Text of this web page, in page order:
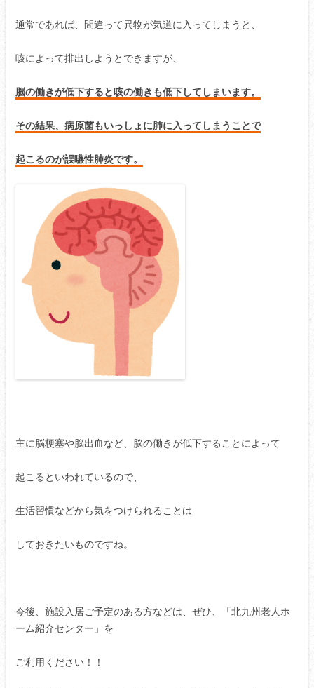
通常であれば、間違って異物が気道に入ってしまうと、
咳によって排出しようとできますが、
脳の働きが低下すると咳の働きも低下してしまいます。
その結果、病原菌もいっしょに肺に入ってしまうことで
起こるのが誤嚥性肺炎です。
主に脳梗塞や脳出血など、脳の働きが低下することによって
起こるといわれているので、
生活習慣などから気をつけられることは
しておきたいものですね。
今後、施設入居ご予定のある方などは、ぜひ、「北九州老人ホ
ーム紹介センター」を
ご利用ください！！